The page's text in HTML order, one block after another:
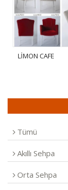
LİMON CAFE
Tümü
Akıllı Sehpa
Orta Sehpa